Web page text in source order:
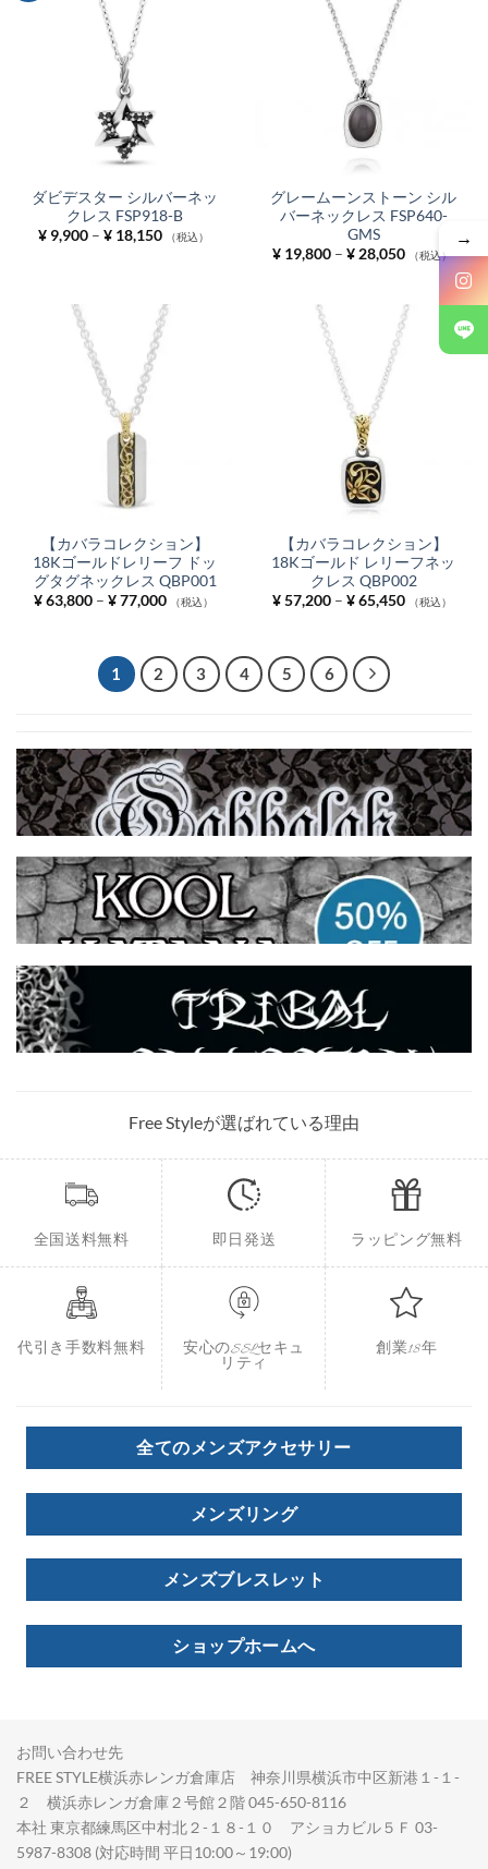
ダビデスター シルバーネッ
クレス FSP918-B
¥9,900 – ¥18,150価
格
¥ 18,150
（税込）
グレームーンストーン シル
バーネックレス FSP640-
GMS
¥19,800 – ¥28,050価
格
–
¥ 28,050
（税込）
【カバラコレクション】
18Kゴールドレリーフ ドッ
グタグネックレス QBP001
¥63,800 – ¥77,000価
格
–
¥ 77,000
（税込）
【カバラコレクション】
18Kゴールド レリーフネッ
クレス QBP002
¥57,200 – ¥65,450価
格
（税込）
1 2 3 4 5 6
Free Styleが選ばれている理由
全国送料無料 即日発送 ラッピング無料
代引き手数料無料
安心のSSLセキュ
リティ
創業18年
全てのメンズアクセサリー
メンズリング
メンズブレスレット
ショップホームへ
お問い合わせ先
FREE STYLE横浜赤レンガ倉庫店 神奈川県横浜市中区新港１-１-
２ 横浜赤レンガ倉庫２号館２階 045-650-8116
本社 東京都練馬区中村北２-１８-１０ アショカビル５Ｆ 03-
5987-8308 (対応時間 平日10:00～19:00)
→